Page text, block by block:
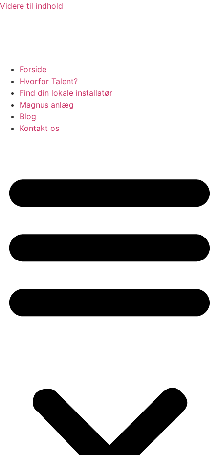
Videre til indhold
Forside
Hvorfor Talent?
Find din lokale installatør
Magnus anlæg
Blog
Kontakt os